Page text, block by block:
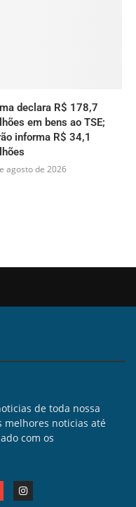
declara R$ 178,7
em bens ao TSE;
informa R$ 34,1
agosto de 2026
de toda nossa
melhores noticias até
com os